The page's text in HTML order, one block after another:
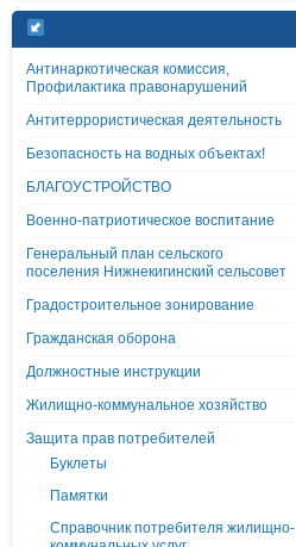
Антинаркотическая комиссия,
Профилактика правонарушений
Антитеррористическая деятельность
Безопасность на водных объектах!
БЛАГОУСТРОЙСТВО
Военно-патриотическое воспитание
Генеральный план сельского
поселения Нижнекигинский сельсовет
Градостроительное зонирование
Гражданская оборона
Должностные инструкции
Жилищно-коммунальное хозяйство
Защита прав потребителей
Буклеты
Памятки
Справочник потребителя жилищно-